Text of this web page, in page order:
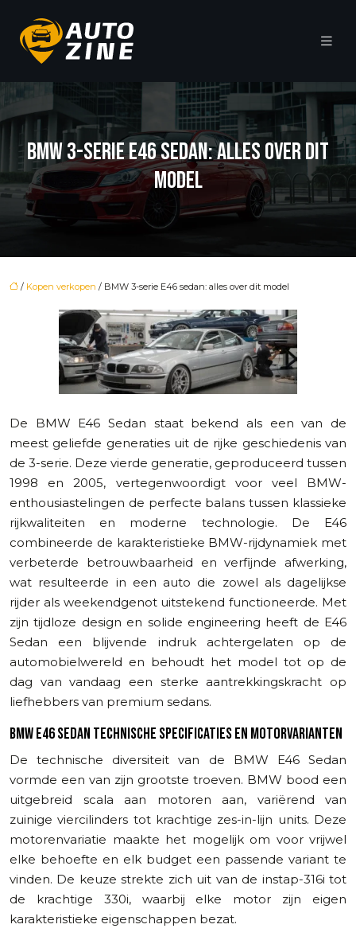
BMW 3-SERIE E46 SEDAN: ALLES OVER DIT
MODEL
/ Kopen verkopen / BMW 3-serie E46 sedan: alles over dit model
De BMW E46 Sedan staat bekend als een van de
meest geliefde generaties uit de rijke geschiedenis van
de 3-serie. Deze vierde generatie, geproduceerd tussen
1998 en 2005, vertegenwoordigt voor veel BMW-
enthousiastelingen de perfecte balans tussen klassieke
rijkwaliteiten en moderne technologie. De E46
combineerde de karakteristieke BMW-rijdynamiek met
verbeterde betrouwbaarheid en verfijnde afwerking,
wat resulteerde in een auto die zowel als dagelijkse
rijder als weekendgenot uitstekend functioneerde. Met
zijn tijdloze design en solide engineering heeft de E46
Sedan een blijvende indruk achtergelaten op de
automobielwereld en behoudt het model tot op de
dag van vandaag een sterke aantrekkingskracht op
liefhebbers van premium sedans.
BMW E46 SEDAN TECHNISCHE SPECIFICATIES EN MOTORVARIANTEN
De technische diversiteit van de BMW E46 Sedan
vormde een van zijn grootste troeven. BMW bood een
uitgebreid scala aan motoren aan, variërend van
zuinige viercilinders tot krachtige zes-in-lijn units. Deze
motorenvariatie maakte het mogelijk om voor vrijwel
elke behoefte en elk budget een passende variant te
vinden. De keuze strekte zich uit van de instap-316i tot
de krachtige 330i, waarbij elke motor zijn eigen
karakteristieke eigenschappen bezat.